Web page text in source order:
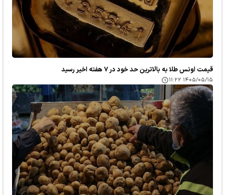
قیمت اونس طلا به بالاترین حد خود در ۷ هفته اخیر رسید
۱۴۰۵/۰۵/۱۵ ۱۱:۲۲